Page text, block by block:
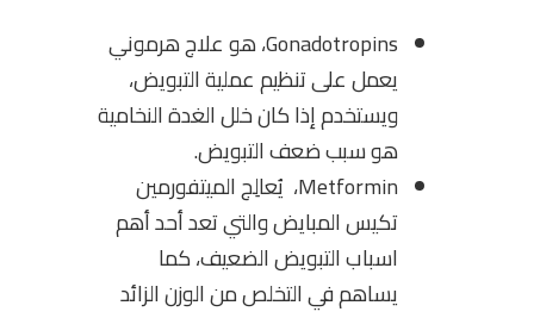
Gonadotropins، هو علاج هرموني
يعمل على تنظيم عملية التبويض،
ويستخدم إذا كان خلل الغدة النخامية
هو سبب ضعف التبويض.
Metformin، يُعالِج الميتفورمين
تكيس المبايض والتي تعد أحد أهم
اسباب التبويض الضعيف، كما
يساهم في التخلص من الوزن الزائد